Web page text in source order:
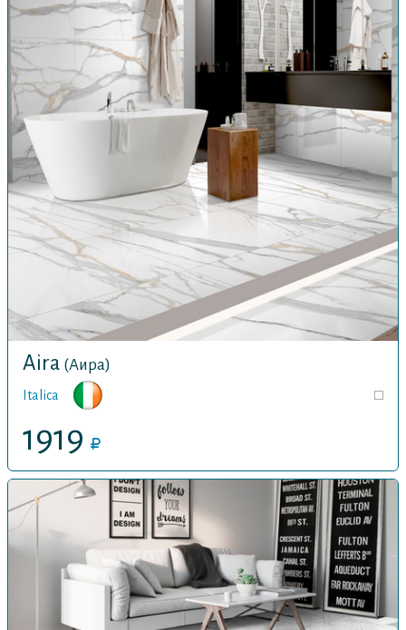
Aira (Аира)
Italica
1919